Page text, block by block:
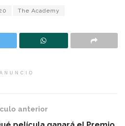
The Academy
ANUNCIO
anterior